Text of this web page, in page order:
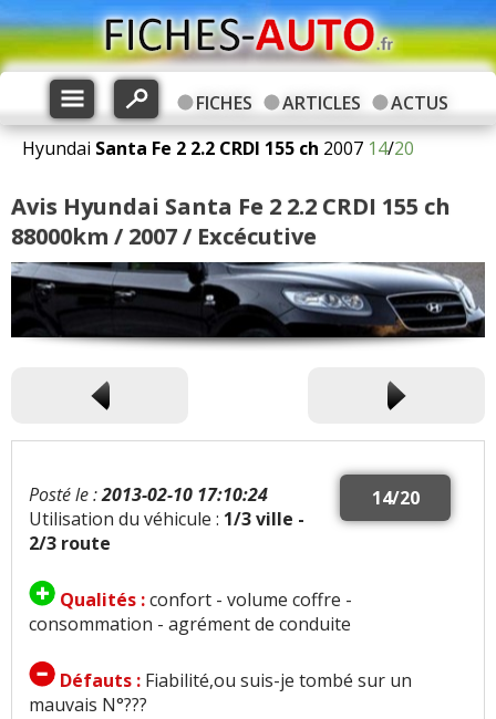
FICHES ARTICLES
ACTUS
Hyundai Santa Fe 2 2.2 CRDI 155 ch 2007 14/20
Avis Hyundai Santa Fe 2 2.2 CRDI 155 ch
88000km / 2007 / Excécutive
14/20
Posté le :2013-02-10 17:10:24
Utilisation du véhicule : 1/3 ville -
2/3 route
Qualités :confort - volume coffre -
consommation - agrément de conduite
Défauts : Fiabilité,ou suis-je tombé sur un
mauvais N°???